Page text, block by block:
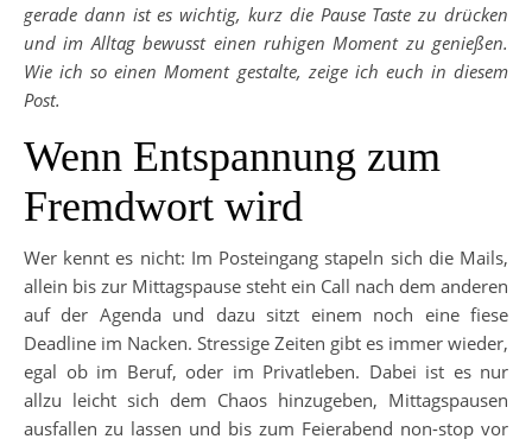
gerade dann ist es wichtig, kurz die Pause Taste zu drücken
und im Alltag bewusst einen ruhigen Moment zu genießen.
Wie ich so einen Moment gestalte, zeige ich euch in diesem
Post.
Wenn Entspannung zum
Fremdwort wird
Wer kennt es nicht: Im Posteingang stapeln sich die Mails,
allein bis zur Mittagspause steht ein Call nach dem anderen
auf der Agenda und dazu sitzt einem noch eine fiese
Deadline im Nacken. Stressige Zeiten gibt es immer wieder,
egal ob im Beruf, oder im Privatleben. Dabei ist es nur
allzu leicht sich dem Chaos hinzugeben, Mittagspausen
ausfallen zu lassen und bis zum Feierabend non-stop vor